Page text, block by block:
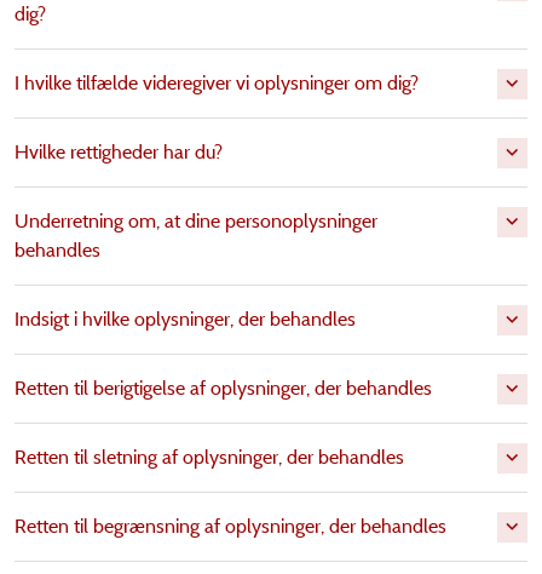
dig?
I hvilke tilfælde videregiver vi oplysninger om dig?
Hvilke rettigheder har du?
Underretning om, at dine personoplysninger
behandles
Indsigt i hvilke oplysninger, der behandles
Retten til berigtigelse af oplysninger, der behandles
Retten til sletning af oplysninger, der behandles
Retten til begrænsning af oplysninger, der behandles